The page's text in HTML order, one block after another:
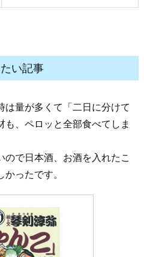
い記事
は量が多くて「二日に分けて
、ペロッと全部食べてしま
で日本酒、お酒を入れたこ
ったです。